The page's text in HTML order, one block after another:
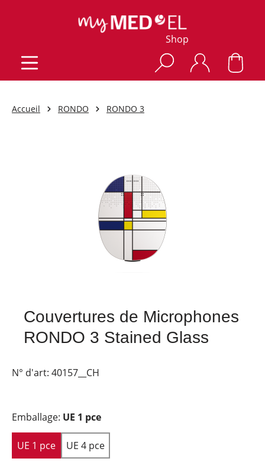
Shop
Accueil RONDO RONDO 3
Couvertures de Microphones
RONDO 3 Stained Glass
N° d'art: 40157__CH
Emballage: UE 1 pce
UE 1 pce UE 4 pce